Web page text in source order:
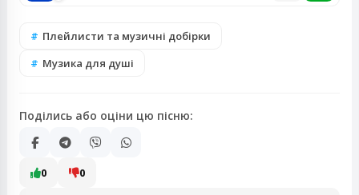
Плейлисти та музичні добірки
Музика для душі
Поділись або оціни цю пісню:
0 0